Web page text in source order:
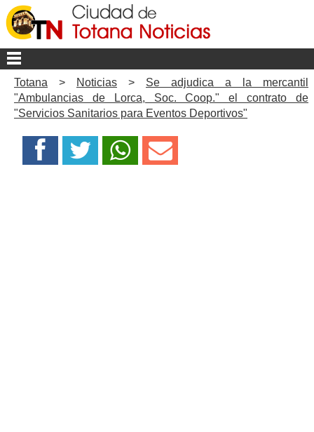
Totana > Noticias > Se adjudica a la mercantil
"Ambulancias de Lorca, Soc. Coop." el contrato de
"Servicios Sanitarios para Eventos Deportivos"